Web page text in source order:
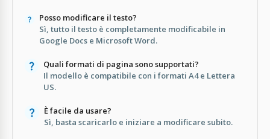
Posso modificare il testo?
Sì, tutto il testo è completamente modificabile in
Google Docs e Microsoft Word.
Quali formati di pagina sono supportati?
Il modello è compatibile con i formati A4 e Lettera
US.
È facile da usare?
Sì, basta scaricarlo e iniziare a modificare subito.